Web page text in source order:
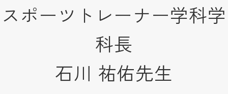
スポーツトレーナー学科学
科長
石川 祐佑先生